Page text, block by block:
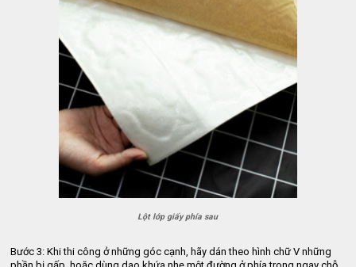
Lột lớp giấy phía sau
Bước 3: Khi thi công ở những góc cạnh, hãy dán theo hình chữ V những